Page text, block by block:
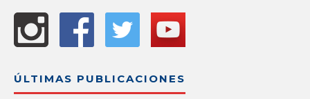
ÚLTIMAS PUBLICACIONES